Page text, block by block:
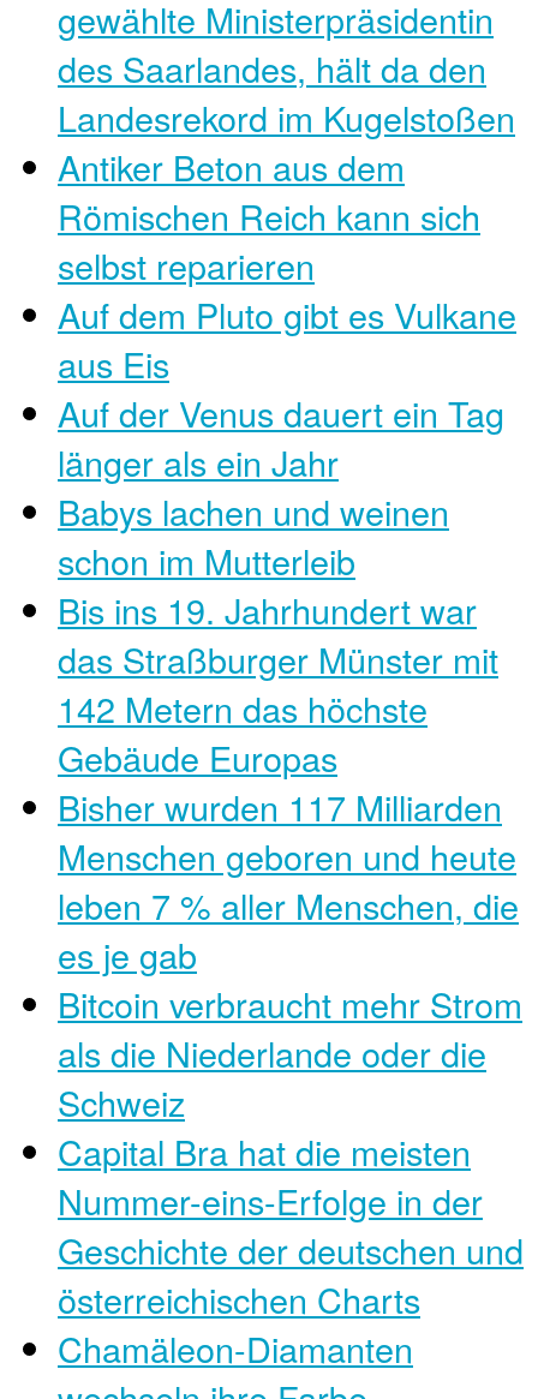
gewählte Ministerpräsidentin
des Saarlandes, hält da den
Landesrekord im Kugelstoßen
Antiker Beton aus dem
Römischen Reich kann sich
selbst reparieren
Auf dem Pluto gibt es Vulkane
aus Eis
Auf der Venus dauert ein Tag
länger als ein Jahr
Babys lachen und weinen
schon im Mutterleib
Bis ins 19. Jahrhundert war
das Straßburger Münster mit
142 Metern das höchste
Gebäude Europas
Bisher wurden 117 Milliarden
Menschen geboren und heute
leben 7 % aller Menschen, die
es je gab
Bitcoin verbraucht mehr Strom
als die Niederlande oder die
Schweiz
Capital Bra hat die meisten
Nummer-eins-Erfolge in der
Geschichte der deutschen und
österreichischen Charts
Chamäleon-Diamanten